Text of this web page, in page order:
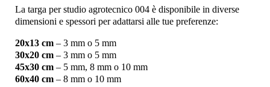
La targa per studio agrotecnico 004 è disponibile in diverse
dimensioni e spessori per adattarsi alle tue preferenze:
20x13 cm – 3 mm o 5 mm
30x20 cm – 3 mm o 5 mm
45x30 cm – 5 mm, 8 mm o 10 mm
60x40 cm – 8 mm o 10 mm